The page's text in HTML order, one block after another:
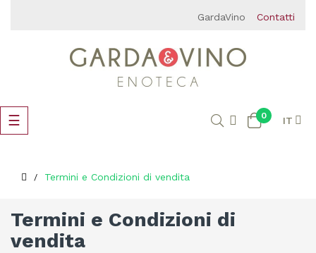
GardaVino Contatti
navigazione
Toggle
☰ 0 IT
Termini e Condizioni di vendita
Termini e Condizioni di
vendita